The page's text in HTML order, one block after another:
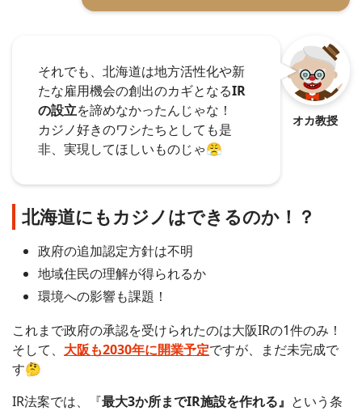
オカ教授
それでも、北海道は地方活性化や新
たな雇用機会の創出のカギとなるIR
の設立を諦めなかったんじゃな！
カジノ好きのワシたちとしても是
非、実現してほしいものじゃ😤
北海道にもカジノはできるのか！？
政府の追加認定方針は不明
地域住民の理解が得られるか
環境への影響も課題！
これまで政府の承認を受けられたのは大阪IRの1件のみ！
そして、 大阪も2030年に開業予定ですが、まだ未完成で
す🤔
IR法案では、『最大3か所までIR施設を作れる』 という条